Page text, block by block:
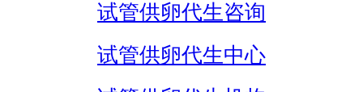
试管供卵代生咨询
试管供卵代生中心